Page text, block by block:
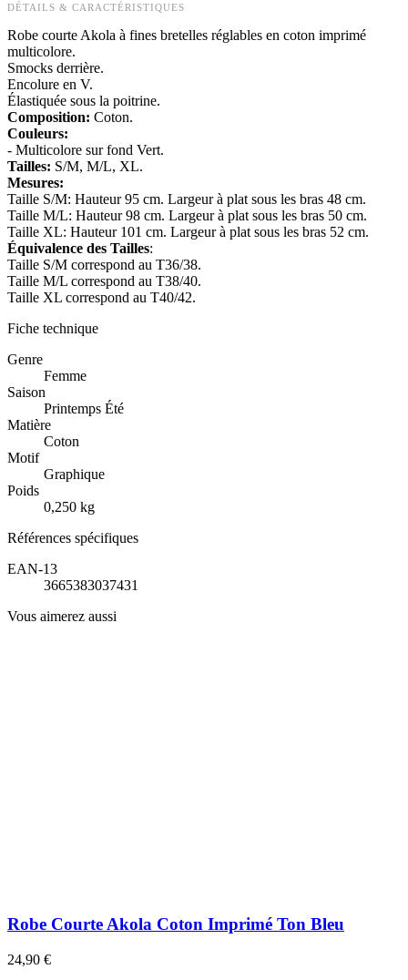
DÉTAILS & CARACTÉRISTIQUES
Robe courte Akola à fines bretelles réglables en coton imprimé
multicolore.
Smocks derrière.
Encolure en V.
Élastiquée sous la poitrine.
Composition: Coton.
Couleurs:
- Multicolore sur fond Vert.
Tailles: S/M, M/L, XL.
Mesures:
Taille S/M: Hauteur 95 cm. Largeur à plat sous les bras 48 cm.
Taille M/L: Hauteur 98 cm. Largeur à plat sous les bras 50 cm.
Taille XL: Hauteur 101 cm. Largeur à plat sous les bras 52 cm.
Équivalence des Tailles:
Taille S/M correspond au T36/38.
Taille M/L correspond au T38/40.
Taille XL correspond au T40/42.
Fiche technique
Genre
Femme
Saison
Printemps Été
Matière
Coton
Motif
Graphique
Poids
0,250 kg
Références spécifiques
EAN-13
3665383037431
Vous aimerez aussi
Robe Courte Akola Coton Imprimé Ton Bleu
24,90 €